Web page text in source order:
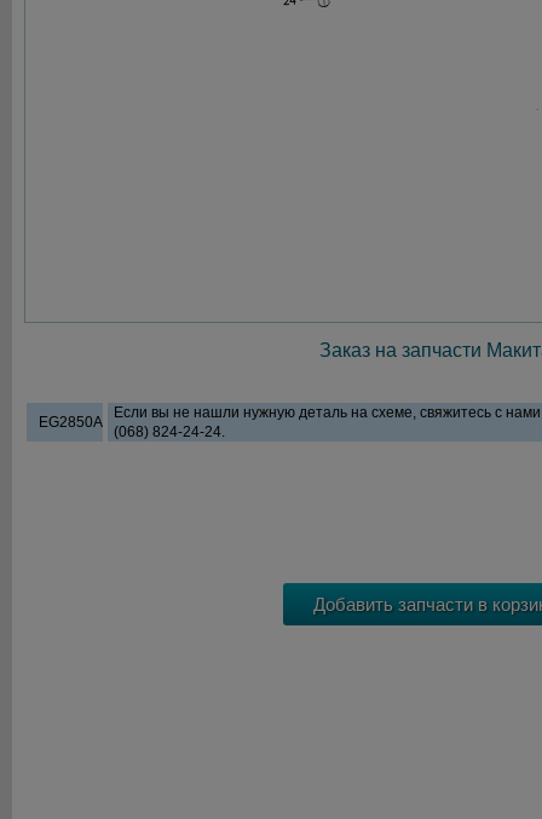
Заказ на запчасти
EG2850A
Если вы не нашли нужную деталь на схеме, свяжитесь с
(068) 824-24-24.